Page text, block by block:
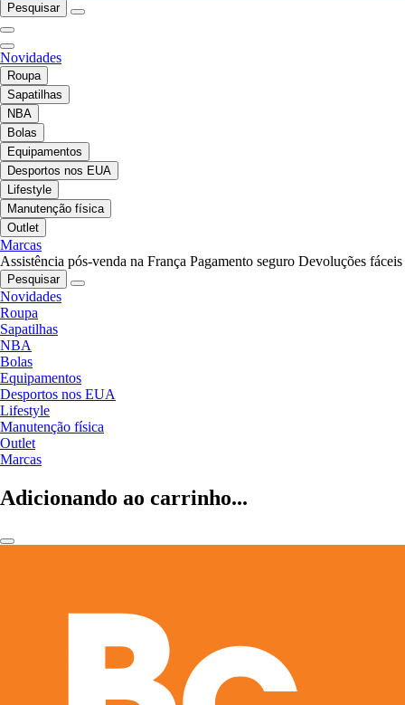
Pesquisar
Novidades
Roupa
Sapatilhas
NBA
Bolas
Equipamentos
Desportos nos EUA
Lifestyle
Manutenção física
Outlet
Marcas
Assistência pós-venda na França Pagamento seguro Devoluções fáceis
Pesquisar
Novidades
Roupa
Sapatilhas
NBA
Bolas
Equipamentos
Desportos nos EUA
Lifestyle
Manutenção física
Outlet
Marcas
Adicionando ao carrinho...